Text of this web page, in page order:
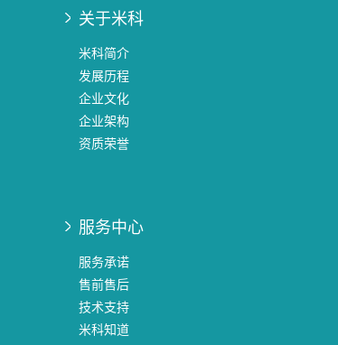
关于米科
米科简介
发展历程
企业文化
企业架构
资质荣誉
服务中心
服务承诺
售前售后
技术支持
米科知道